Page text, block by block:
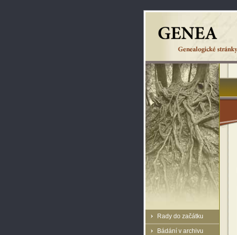
Rady do začátku
Bádání v archivu